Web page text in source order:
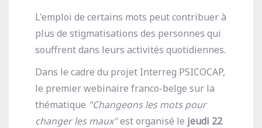
L'emploi de certains mots peut contribuer à
plus de stigmatisations des personnes qui
souffrent dans leurs activités quotidiennes.
Dans le cadre du projet Interreg PSICOCAP,
le premier webinaire franco-belge sur la
thématique "Changeons les mots pour
changer les maux"est organisé le jeudi 22